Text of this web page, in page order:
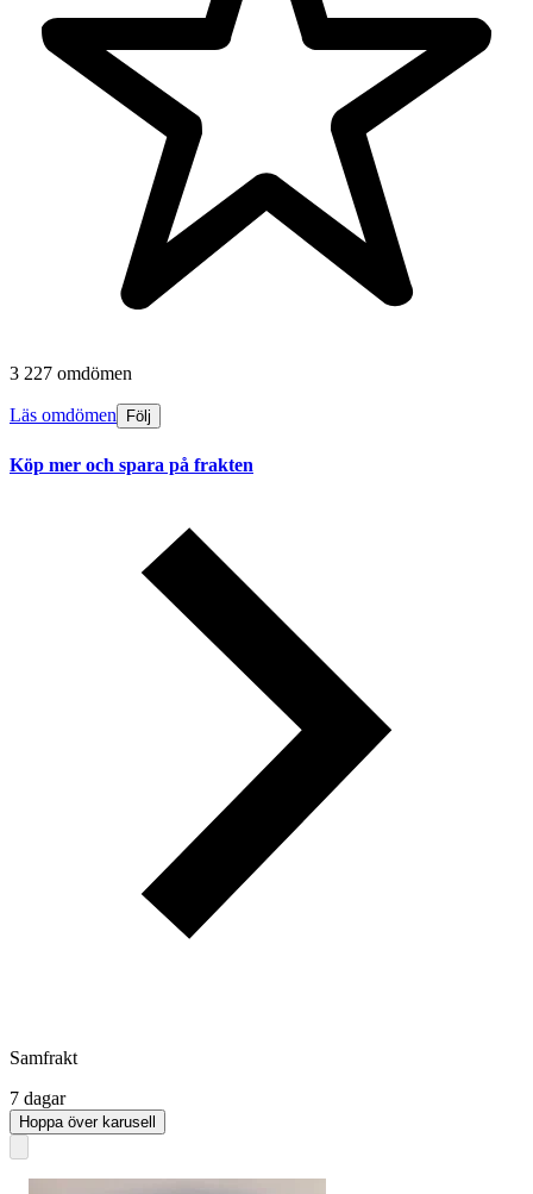
3 227 omdömen
Läs omdömen Följ
Köp mer och spara på frakten
Samfrakt
7 dagar
Hoppa över karusell